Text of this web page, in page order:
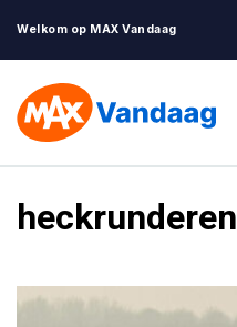
Welkom op MAX Vandaag
heckrunderen